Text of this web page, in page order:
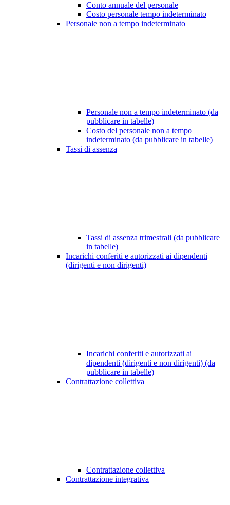
Conto annuale del personale
Costo personale tempo indeterminato
Personale non a tempo indeterminato
Personale non a tempo indeterminato (da
pubblicare in tabelle)
Costo del personale non a tempo
indeterminato (da pubblicare in tabelle)
Tassi di assenza
Tassi di assenza trimestrali (da pubblicare
in tabelle)
Incarichi conferiti e autorizzati ai dipendenti
(dirigenti e non dirigenti)
Incarichi conferiti e autorizzati ai
dipendenti (dirigenti e non dirigenti) (da
pubblicare in tabelle)
Contrattazione collettiva
Contrattazione collettiva
Contrattazione integrativa